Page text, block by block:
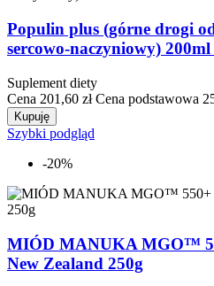
Populin plus (górne drogi
sercowo-naczyniowy)
Suplement diety
Cena 201,60 zł Cena podstawowa
Kupuję
Szybki podgląd
-20%
MIÓD MANUKA MGO™
New Zealand 250g